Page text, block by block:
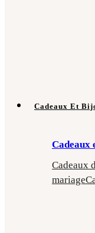
Cadeaux Et
Cadeaux
Cadeaux
mariage